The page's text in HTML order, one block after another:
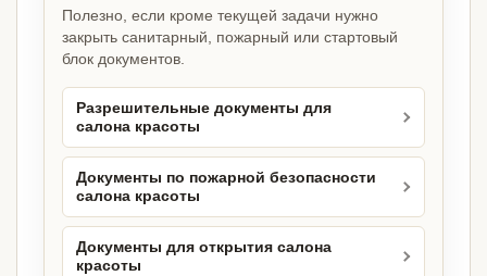
Полезно, если кроме текущей задачи нужно
закрыть санитарный, пожарный или стартовый
блок документов.
Разрешительные документы для
салона красоты
Документы по пожарной безопасности
салона красоты
Документы для открытия салона
красоты